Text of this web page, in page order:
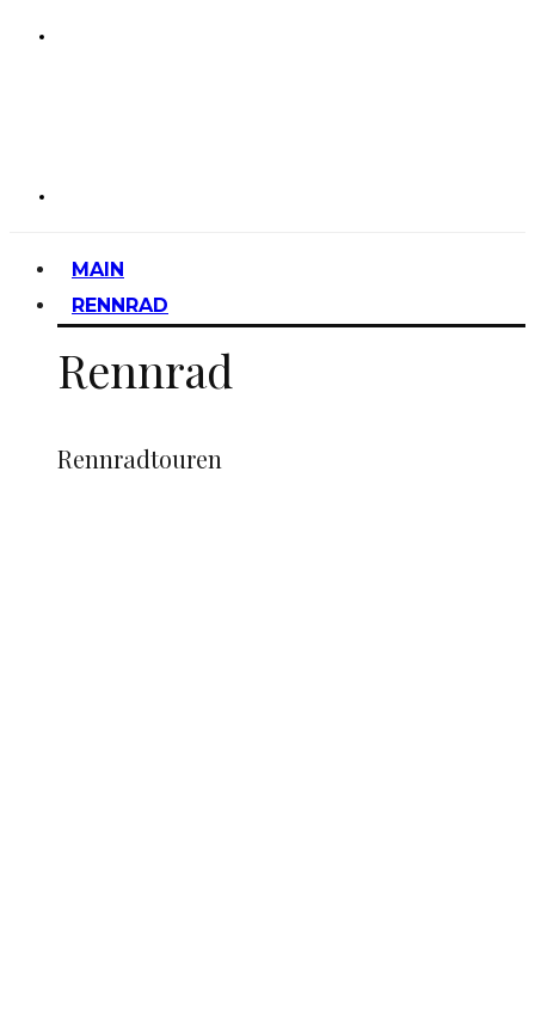
MAIN
RENNRAD
Rennrad
Rennradtouren